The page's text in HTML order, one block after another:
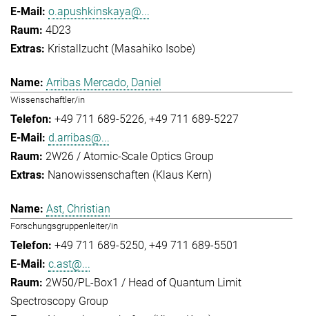
o.apushkinskaya@...
4D23
Kristallzucht (Masahiko Isobe)
Arribas Mercado, Daniel
Wissenschaftler/in
+49 711 689-5226 +49 711 689-5227
d.arribas@...
2W26 / Atomic-Scale Optics Group
Nanowissenschaften (Klaus Kern)
Ast, Christian
Forschungsgruppenleiter/in
+49 711 689-5250 +49 711 689-5501
c.ast@...
2W50/PL-Box1 / Head of Quantum Limit
Spectroscopy Group